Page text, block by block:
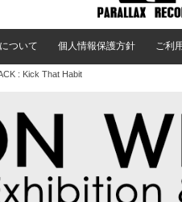
ついて 個人情報保護方針 ご利
: Kick That Habit